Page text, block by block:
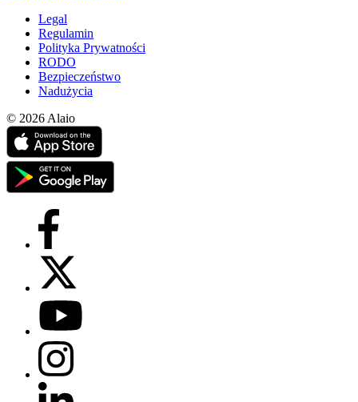
Legal
Regulamin
Polityka Prywatności
RODO
Bezpieczeństwo
Nadużycia
© 2026 Alaio